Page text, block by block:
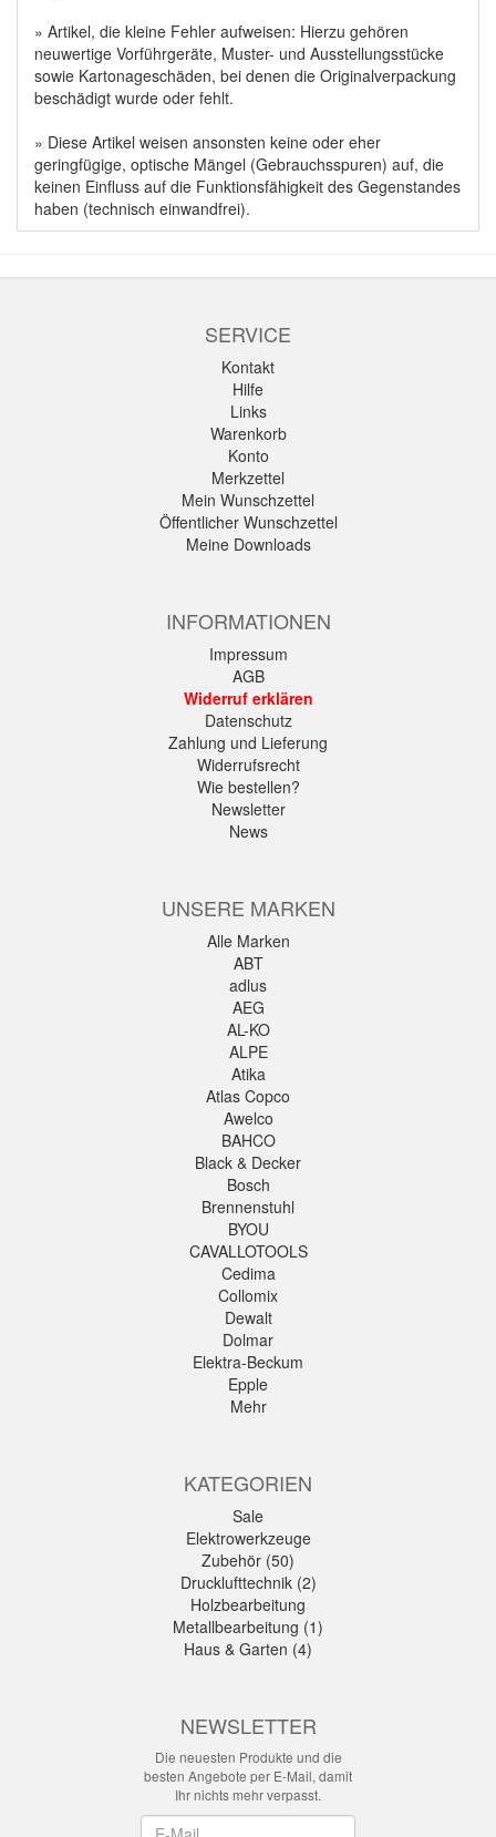
» Artikel, die kleine Fehler aufweisen: Hierzu gehören
neuwertige Vorführgeräte, Muster- und Ausstellungsstücke
sowie Kartonageschäden, bei denen die Originalverpackung
beschädigt wurde oder fehlt.
» Diese Artikel weisen ansonsten keine oder eher
geringfügige, optische Mängel (Gebrauchsspuren) auf, die
keinen Einfluss auf die Funktionsfähigkeit des Gegenstandes
haben (technisch einwandfrei).
SERVICE
Kontakt
Hilfe
Links
Warenkorb
Konto
Merkzettel
Mein Wunschzettel
Öffentlicher Wunschzettel
Meine Downloads
INFORMATIONEN
Impressum
AGB
Widerruf erklären
Datenschutz
Zahlung und Lieferung
Widerrufsrecht
Wie bestellen?
Newsletter
News
UNSERE MARKEN
Alle Marken
ABT
adlus
AEG
AL-KO
ALPE
Atika
Atlas Copco
Awelco
BAHCO
Black & Decker
Bosch
Brennenstuhl
BYOU
CAVALLOTOOLS
Cedima
Collomix
Dewalt
Dolmar
Elektra-Beckum
Epple
Mehr
KATEGORIEN
Sale
Elektrowerkzeuge
Zubehör (50)
Drucklufttechnik (2)
Holzbearbeitung
Metallbearbeitung (1)
Haus & Garten (4)
NEWSLETTER
Die neuesten Produkte und die
besten Angebote per E-Mail, damit
Ihr nichts mehr verpasst.